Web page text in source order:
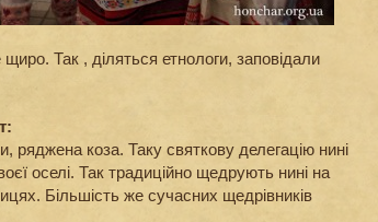
Так , діляться етнологи, заповідали
ряджена коза. Таку святкову делегацію нині
оселі. Так традиційно щедрують нині на
Більшість же сучасних щедрівників